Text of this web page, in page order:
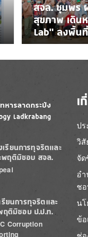
สจล. ชุมพร
สุขภาพ เดิน
Lab” ลงพื้น
เรียนการทุจริตและ
พฤติมิชอบ สจล.
รียนการทุจริตและ
ฤติมิชอบ ป.ป.ท.
Corruption
เ
ป
วิ
จั
อ
ช
น
ข้